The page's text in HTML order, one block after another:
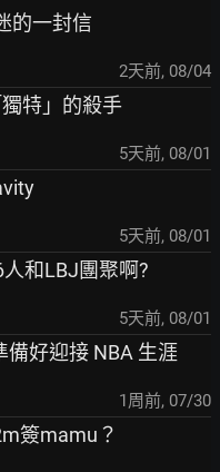
的一封信
2天前, 08/04
特」的殺手
5天前, 08/01
5天前, 08/01
和LBJ團聚啊?
5天前, 08/01
備好迎接 NBA 生涯
1周前, 07/30
簽mamu？